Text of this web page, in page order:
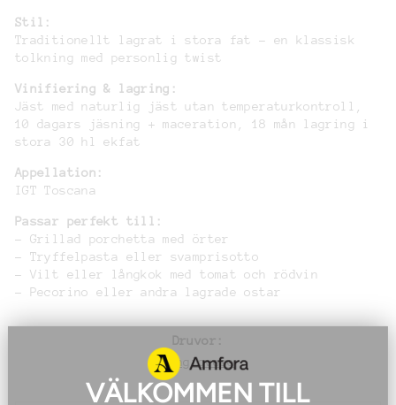
Stil:
Traditionellt lagrat i stora fat – en klassisk
tolkning med personlig twist
Vinifiering & lagring:
Jäst med naturlig jäst utan temperaturkontroll,
10 dagars jäsning + maceration, 18 mån lagring i
stora 30 hl ekfat
Appellation:
IGT Toscana
Passar perfekt till:
– Grillad porchetta med örter
– Tryffelpasta eller svamprisotto
– Vilt eller långkok med tomat och rödvin
– Pecorino eller andra lagrade ostar
Druvor:
Sangiovese
VÄLKOMMEN TILL